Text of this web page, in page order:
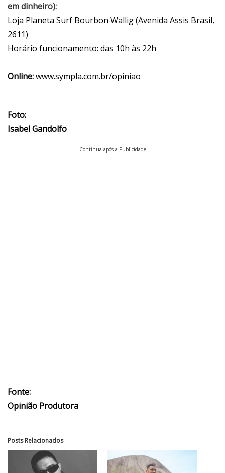
em dinheiro):
Loja Planeta Surf Bourbon Wallig (Avenida Assis Brasil,
2611)
Horário funcionamento: das 10h às 22h
Online:www.sympla.com.br/opiniao
Foto:
Isabel Gandolfo
Continua após a Publicidade
Fonte:
Opinião Produtora
Posts Relacionados